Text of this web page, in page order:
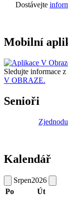
Dostávejte
Mobilní
Sledujte informace
V OBRAZE.
Senioři
Kalendář
Srpen2026
Po
Út